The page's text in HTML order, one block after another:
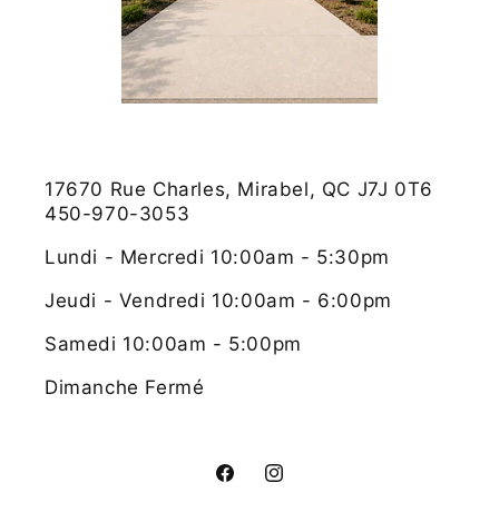
17670 Rue Charles, Mirabel, QC J7J 0T6
450-970-3053
Lundi - Mercredi 10:00am - 5:30pm
Jeudi - Vendredi 10:00am - 6:00pm
Samedi 10:00am - 5:00pm
Dimanche Fermé
FacebookInstagram